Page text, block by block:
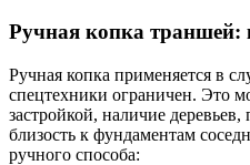
Ручная копка траншей:
Ручная копка применяется в
спецтехники ограничен. Это
застройкой, наличие
близость к фундаментам
ручного способа: